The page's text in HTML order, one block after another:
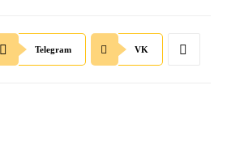
Telegram VK